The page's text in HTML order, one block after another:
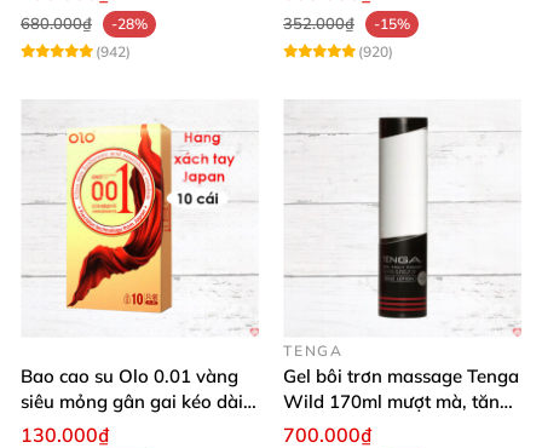
680.000₫
-28%
(942)
352.000₫
-15%
(920)
Bao cao su Olo 0.01 vàng
siêu mỏng gân gai kéo dài
yêu đỉnh
130.000₫
TENGA
Gel bôi trơn massage Tenga
Wild 170ml mượt mà, tăng
khoái cảm
700.000₫